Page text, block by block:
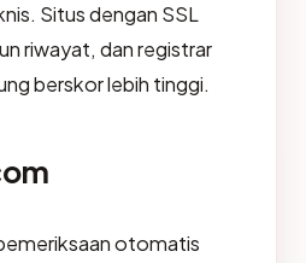
Situs dengan SSL
riwayat, dan registrar
berskor lebih tinggi.
otomatis